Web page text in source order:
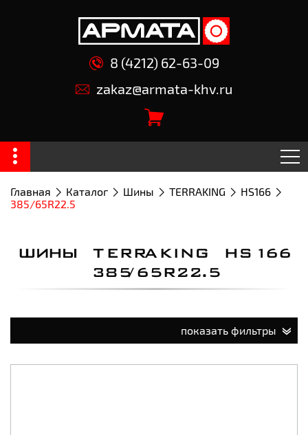
8 (4212) 62-63-09
zakaz@armata-khv.ru
Главная Каталог Шины TERRAKING
HS166
385/65R22.5
ШИНЫ TERRAKING HS166
385/65R22.5
показать фильтры